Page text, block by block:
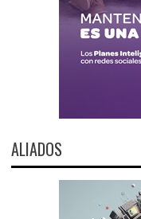
ALIADOS